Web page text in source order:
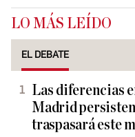
LO MÁS LEÍDO
EL DEBATE
Las diferencias
Madrid
traspasará este